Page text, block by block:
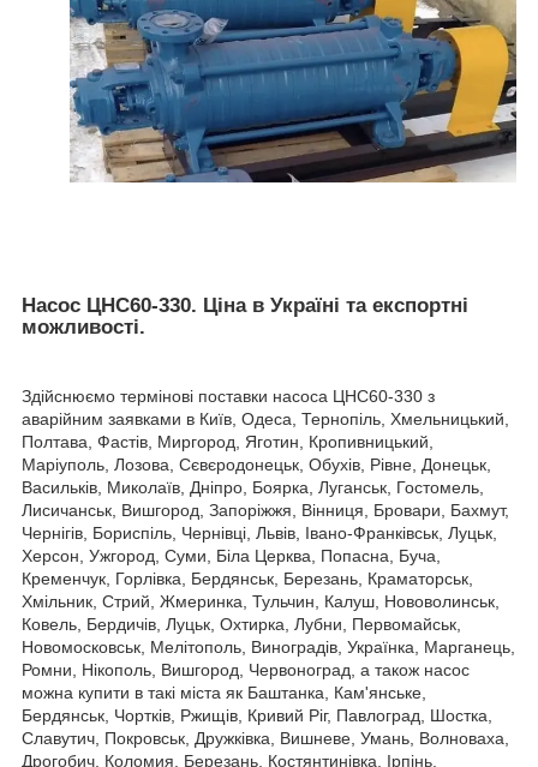
Насос ЦНС60-330. Ціна в Україні та експортні
можливості.
Здійснюємо термінові поставки насоса ЦНС60-330 з
аварійним заявками в Київ, Одеса, Тернопіль, Хмельницький,
Полтава, Фастів, Миргород, Яготин, Кропивницький,
Маріуполь, Лозова, Сєвєродонецьк, Обухів, Рівне, Донецьк,
Васильків, Миколаїв, Дніпро, Боярка, Луганськ, Гостомель,
Лисичанськ, Вишгород, Запоріжжя, Вінниця, Бровари, Бахмут,
Чернігів, Бориспіль, Чернівці, Львів, Івано-Франківськ, Луцьк,
Херсон, Ужгород, Суми, Біла Церква, Попасна, Буча,
Кременчук, Горлівка, Бердянськ, Березань, Краматорськ,
Хмільник, Стрий, Жмеринка, Тульчин, Калуш, Нововолинськ,
Ковель, Бердичів, Луцьк, Охтирка, Лубни, Первомайськ,
Новомосковськ, Мелітополь, Виноградів, Українка, Марганець,
Ромни, Нікополь, Вишгород, Червоноград, а також насос
можна купити в такі міста як Баштанка, Кам'янське,
Бердянськ, Чортків, Ржищів, Кривий Ріг, Павлоград, Шостка,
Славутич, Покровськ, Дружківка, Вишневе, Умань, Волноваха,
Дрогобич, Коломия, Березань, Костянтинівка, Ірпінь,